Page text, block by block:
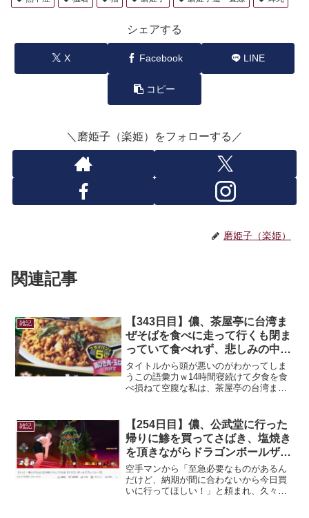
シェアする
X Facebook LINE
コピー
＼磨姫子（楽姫）をフォローする／
磨姫子（楽姫）
関連記事
雑記
【343日目】儂、茶屋亭に台湾ま
ぜそばを食べに走って行くも閉ま
っていて食べれず、悲しみの中走
って帰宅し息切れしながらガパオ
ライスを作る。
タイトルから頭が悪いのがわかってしま
うこの語彙力ｗ14時間寝続けて夕食を食
べ損ねて空腹な私は、茶屋亭の台湾まぜ
19:55！走ったら間に合うか！？今日は定
休日ではないし、...
雑記
【254日目】儂、公武堂に行った
帰りに鯵を買ってさばき、塩焼き
を頂きながらドラゴンボールザブ
レイカーズの実況動画をみる。
空手マンから「至急必要なものがあるん
だけど、納期が間に合わないから今日買
いに行ってほしい！」と頼まれ、久々に